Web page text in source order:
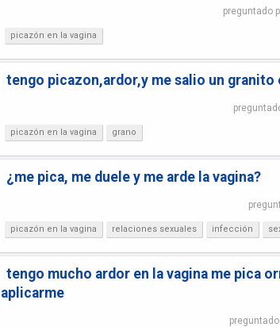
preguntado
picazón en la vagina
tengo picazon,ardor,y me salio un granito
picazón en la vagina grano
¿me pica, me duele y me arde la vagina?
picazón en la vagina relaciones sexuales infección
tengo mucho ardor en la vagina me pica
aplicarme
preguntado